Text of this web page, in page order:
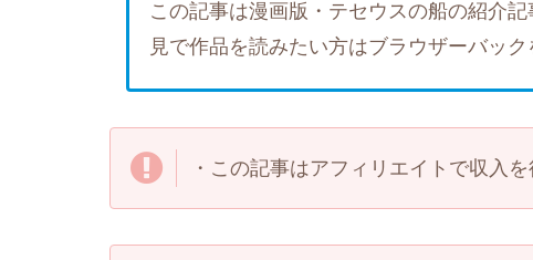
この記事は漫画版・テセウスの船の紹介
見で作品を読みたい方はブラウザーバック
・この記事はアフィリエイトで収入を